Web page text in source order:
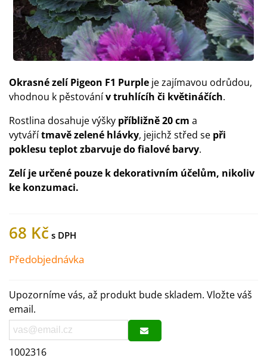
Okrasné zelí Pigeon F1 Purple je zajímavou odrůdou,
vhodnou k pěstovánív truhlícíh či květináčích.
Rostlina dosahuje výšky příbližně 20 cm a
vytvářítmavě zelené hlávky, jejichž střed se při
poklesu teplot zbarvuje do fialové barvy.
Zelí je určené pouze k dekorativním účelům, nikoliv
ke konzumaci.
68 Kč
Předobjednávka
Upozorníme vás, až produkt bude skladem. Vložte váš
email.
1002316